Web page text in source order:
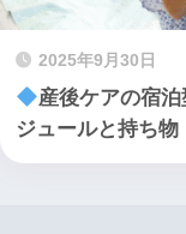
2025年9月30日
産後ケアの宿
ジュールと持ち物